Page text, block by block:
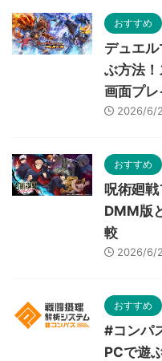
おすすめ
デュエ
ぶ方法
画面プレ
2026/6/2
おすすめ
呪術廻戦
DMM版
較
2026/6/2
おすすめ
#コンパ
PCで遊